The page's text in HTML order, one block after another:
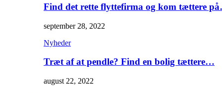
Find det rette flyttefirma og kom tættere
september 28, 2022
Nyheder
Træt af at pendle? Find en bolig tættere…
august 22, 2022